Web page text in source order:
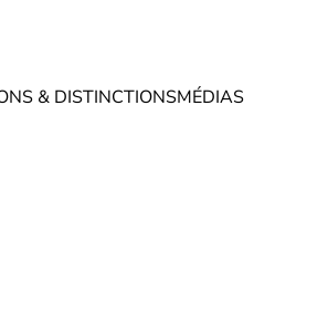
& DISTINCTIONSMÉDIAS